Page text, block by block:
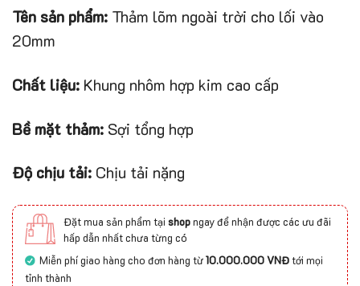
Tên sản phẩm: Thảm lõm ngoài trời cho lối vào
20mm
Chất liệu: Khung nhôm hợp kim cao cấp
Bề mặt thảm: Sợi tổng hợp
Độ chịu tải: Chịu tải nặng
Đặt mua sản phẩm tại shopngay để nhận được các ưu đãi
hấp dẫn nhất chưa từng có
Miễn phí giao hàng cho đơn hàng từ10.000.000 VNĐtới mọi
tỉnh thành